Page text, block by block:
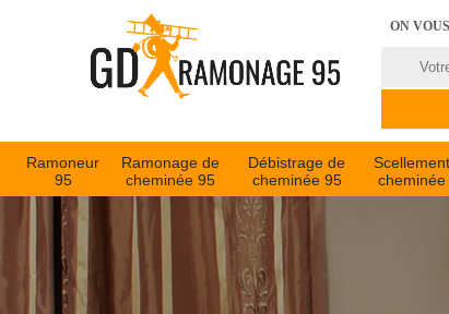
ON
Ramoneur
95
Ramonage de
cheminée 95
Débistrage de
cheminée 95
cheminée